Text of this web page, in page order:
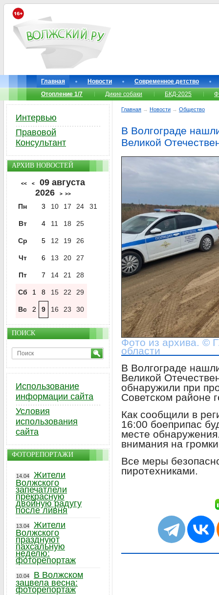
Главная Новости
Современное детство
Отопление 1/7
Дикие собаки БКД-2025
Главная → Новости → Общество
В Волгограде
Великой
Фото из архива. ©
области
В Волгограде
Великой
обнаружили при
Советском районе
Как сообщили в
16:00 боеприпас
месте
внимания на
Все меры
пиротехниками.
Интервью
Правовой
Консультант
АРХИВ НОВОСТЕЙ
<< <
09 августа
2026
> >>
Пн 3 10 17 24 31
Вт 4 11 18 25
Ср 5 12 19 26
Чт 6 13 20 27
Пт 7 14 21 28
Сб 1 8 15 22 29
Вс 2 9 16 23 30
ПОИСК
Использование
информации сайта
Условия
использования
сайта
ФОТОРЕПОРТАЖИ
14.04
Жители
Волжского
запечатлели
прекрасную
двойную радугу
после ливня
13.04
Жители
Волжского
празднуют
пахсальную
неделю:
фоторепортаж
10.04
В Волжском
зацвела весна:
фоторепортаж